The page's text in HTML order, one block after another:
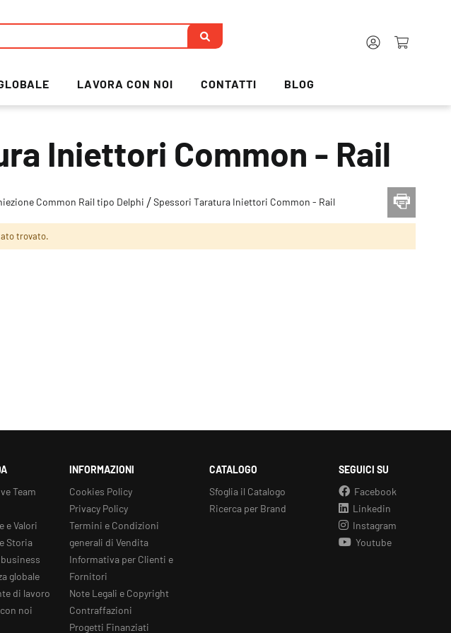
LAVORA CON NOI CONTATTI BLOG
Iniettori Common - Rail
Common Rail tipo Delphi Spessori Taratura Iniettori Common - Rail
trovato.
Team
e Valori
Storia
globale
di lavoro
noi
INFORMAZIONI
Cookies Policy
Privacy Policy
Termini e Condizioni
generali di Vendita
Informativa per Clienti e
Fornitori
Note Legali e Copyright
Contraffazioni
Progetti Finanziati
CATALOGO
Sfoglia il Catalogo
Ricerca per Brand
SEGUICI SU
Facebook
Linkedin
Instagram
Youtube